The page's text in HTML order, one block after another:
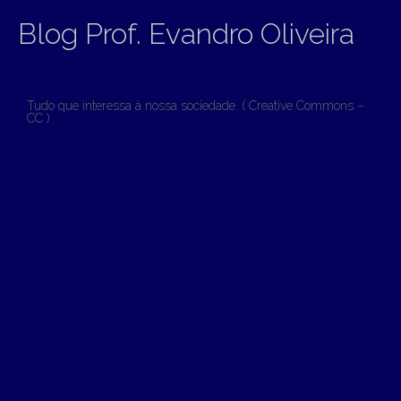
Blog Prof. Evandro Oliveira
Tudo que interessa à nossa sociedade. ( Creative Commons –
CC )